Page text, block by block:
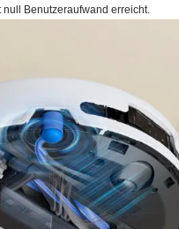
Benutzeraufwand erreicht.